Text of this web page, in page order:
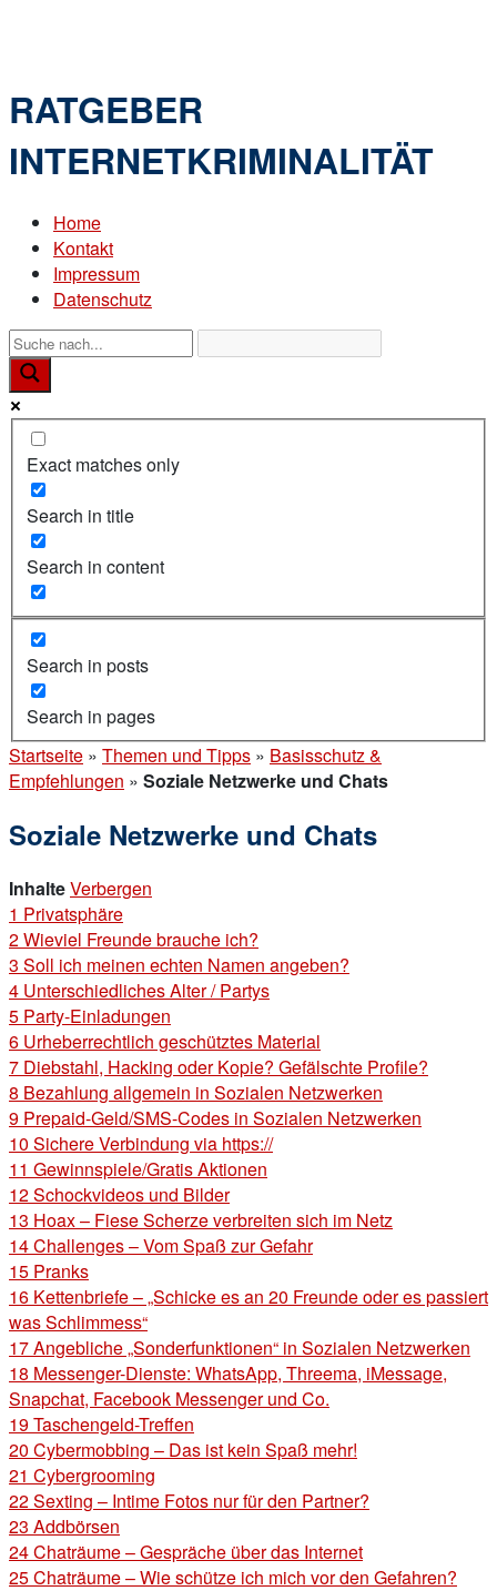
RATGEBER
INTERNETKRIMINALITÄT
Home
Kontakt
Impressum
Datenschutz
Exact matches only
Search in title
Search in content
Search in posts
Search in pages
Startseite » Themen und Tipps » Basisschutz &
Empfehlungen » Soziale Netzwerke und Chats
Soziale Netzwerke und Chats
InhalteVerbergen
1 Privatsphäre
2Wieviel Freunde brauche ich?
3 Soll ich meinen echten Namen angeben?
4 Unterschiedliches Alter / Partys
5 Party-Einladungen
6 Urheberrechtlich geschütztes Material
7 Diebstahl, Hacking oder Kopie? Gefälschte Profile?
8 Bezahlung allgemein in Sozialen Netzwerken
9 Prepaid-Geld/SMS-Codes in Sozialen Netzwerken
10 Sichere Verbindung via https://
11 Gewinnspiele/Gratis Aktionen
12Schockvideos und Bilder
13 Hoax – Fiese Scherze verbreiten sich im Netz
14Challenges – Vom Spaß zur Gefahr
15 Pranks
16 Kettenbriefe – „Schicke es an 20 Freunde oder es passiert
was Schlimmess“
17Angebliche „Sonderfunktionen“ in Sozialen Netzwerken
18 Messenger-Dienste: WhatsApp, Threema, iMessage,
Snapchat, Facebook Messenger und Co.
19Taschengeld-Treffen
20 Cybermobbing – Das ist kein Spaß mehr!
21 Cybergrooming
22Sexting – Intime Fotos nur für den Partner?
23 Addbörsen
24Chaträume – Gespräche über das Internet
25Chaträume – Wie schütze ich mich vor den Gefahren?